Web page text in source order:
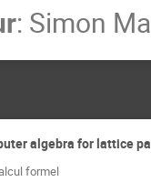
: Simon
algebra for lattice
formel